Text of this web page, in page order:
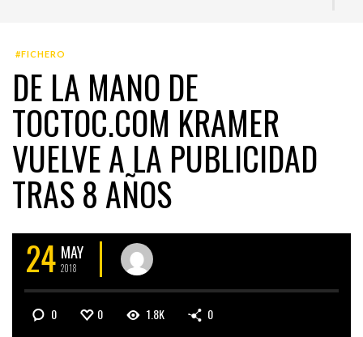
#FICHERO
DE LA MANO DE
TOCTOC.COM KRAMER
VUELVE A LA PUBLICIDAD
TRAS 8 AÑOS
24 MAY
2018
0 0 1.8K 0